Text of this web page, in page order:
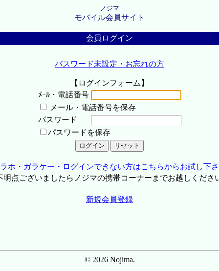
ノジマ
モバイル会員サイト
会員ログイン
パスワード未設定・お忘れの方
【ログインフォーム】
ﾒｰﾙ・電話番号
メール・電話番号を保存
パスワード
パスワードを保存
ホ・ガラケー・ログインできない方はこちらからお試し下
点ございましたらノジマの携帯コーナーまでお越しくださ
新規会員登録
© 2026 Nojima.